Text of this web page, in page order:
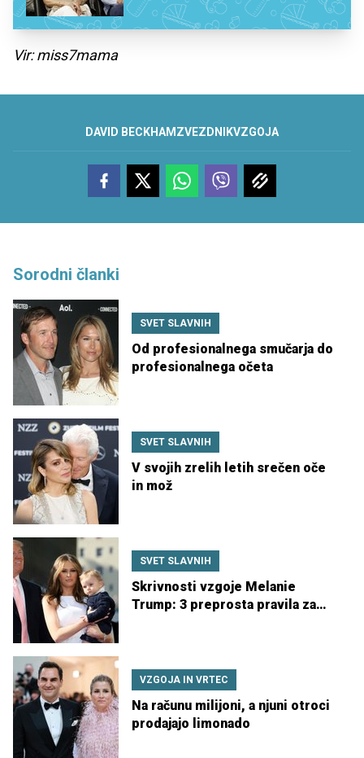
Vir: miss7mama
DAVID BECKHAM ZVEZDNIKVZGOJA
Sorodni članki
SVET SLAVNIH
Od profesionalnega smučarja do
profesionalnega očeta
SVET SLAVNIH
V svojih zrelih letih srečen oče
in mož
SVET SLAVNIH
Skrivnosti vzgoje Melanie
Trump: 3 preprosta pravila za
VZGOJA IN VRTEC
Na računu milijoni, a njuni otroci
prodajajo limonado